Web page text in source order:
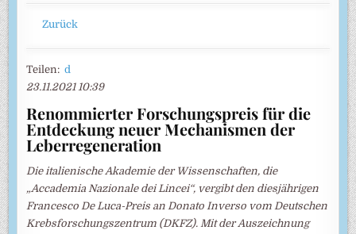
Zurück
Teilen:d
23.11.2021 10:39
Renommierter Forschungspreis für die
Entdeckung neuer Mechanismen der
Leberregeneration
Die italienische Akademie der Wissenschaften, die
„Accademia Nazionale dei Lincei“, vergibt den diesjährigen
Francesco De Luca-Preis an Donato Inverso vom Deutschen
Krebsforschungszentrum (DKFZ). Mit der Auszeichnung